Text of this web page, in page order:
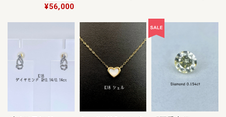
¥56,000
ア決済の場合）】
済の場合）】